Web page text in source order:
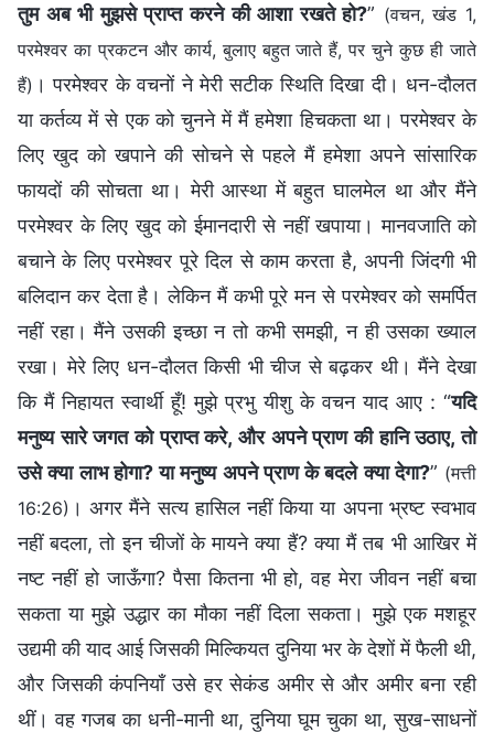
तुम अब भी मुझसे प्राप्त करने की आशा रखते हो?” (वचन, खंड 1,
परमेश्वर का प्रकटन और कार्य, बुलाए बहुत जाते हैं, पर चुने कुछ ही जाते
हैं) । परमेश्वर के वचनों ने मेरी सटीक स्थिति दिखा दी। धन-दौलत
या कर्तव्य में से एक को चुनने में मैं हमेशा हिचकता था। परमेश्वर के
लिए खुद को खपाने की सोचने से पहले मैं हमेशा अपने सांसारिक
फायदों की सोचता था। मेरी आस्था में बहुत घालमेल था और मैंने
परमेश्वर के लिए खुद को ईमानदारी से नहीं खपाया। मानवजाति को
बचाने के लिए परमेश्वर पूरे दिल से काम करता है, अपनी जिंदगी भी
बलिदान कर देता है। लेकिन मैं कभी पूरे मन से परमेश्वर को समर्पित
नहीं रहा। मैंने उसकी इच्छा न तो कभी समझी, न ही उसका ख्याल
रखा। मेरे लिए धन-दौलत किसी भी चीज से बढ़कर थी। मैंने देखा
कि मैं निहायत स्वार्थी हूँ! मुझे प्रभु यीशु के वचन याद आए : “यदि
मनुष्य सारे जगत को प्राप्‍त करे, और अपने प्राण की हानि उठाए, तो
उसे क्या लाभ होगा? या मनुष्य अपने प्राण के बदले क्या देगा?” (मत्ती
16:26) । अगर मैंने सत्य हासिल नहीं किया या अपना भ्रष्ट स्वभाव
नहीं बदला, तो इन चीजों के मायने क्या हैं? क्या मैं तब भी आखिर में
नष्ट नहीं हो जाऊँगा? पैसा कितना भी हो, वह मेरा जीवन नहीं बचा
सकता या मुझे उद्धार का मौका नहीं दिला सकता। मुझे एक मशहूर
उद्यमी की याद आई जिसकी मिल्कियत दुनिया भर के देशों में फैली थी,
और जिसकी कंपनियाँ उसे हर सेकंड अमीर से और अमीर बना रही
थीं। वह गजब का धनी-मानी था, दुनिया घूम चुका था, सुख-साधनों